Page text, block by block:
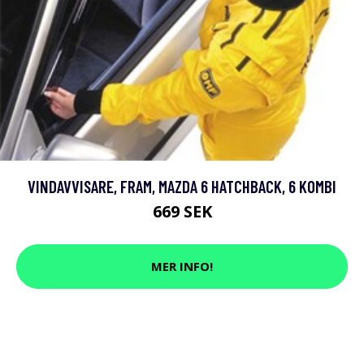
VINDAVVISARE, FRAM, MAZDA 6 HATCHBACK, 6 KOMBI
669 SEK
MER INFO!